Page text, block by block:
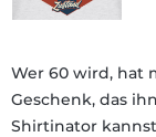
Wer 60 wird, hat
Geschenk, das
Shirtinator